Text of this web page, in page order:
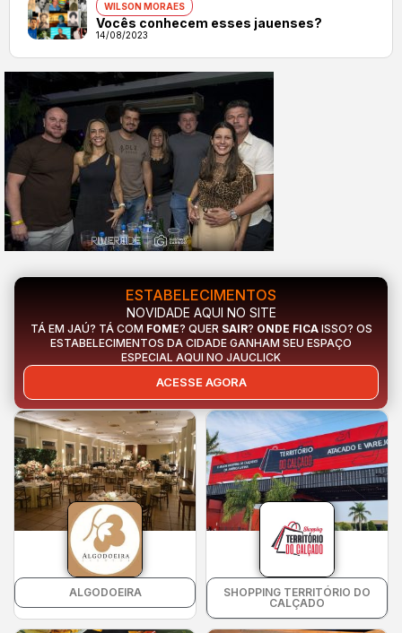
WILSON MORAES
Vocês conhecem esses jauenses?
14/08/2023
ALGODOEIRA
SHOPPING TERRITÓRIO DO
CALÇADO
ESTABELECIMENTOS
NOVIDADE AQUI NO SITE
TÁ EM JAÚ? TÁ COM FOME? QUER SAIR? ONDE FICAISSO? OS
ESTABELECIMENTOS DA CIDADE GANHAM SEU ESPAÇO
ESPECIAL AQUI NO JAUCLICK
ACESSE AGORA